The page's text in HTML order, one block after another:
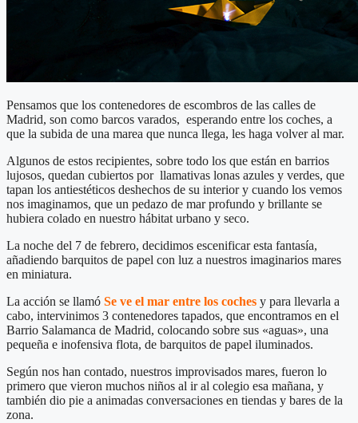
Pensamos que los contenedores de escombros de las calles de
Madrid, son como barcos varados, esperando entre los coches, a
que la subida de una marea que nunca llega, les haga volver al mar.
Algunos de estos recipientes, sobre todo los que están en barrios
lujosos, quedan cubiertos por llamativas lonas azules y verdes, que
tapan los antiestéticos deshechos de su interior y cuando los vemos
nos imaginamos, que un pedazo de mar profundo y brillante se
hubiera colado en nuestro hábitat urbano y seco.
La noche del 7 de febrero, decidimos escenificar esta fantasía,
añadiendo barquitos de papel con luz a nuestros imaginarios mares
en miniatura.
La acción se llamó Se ve el mar entre los coches y para llevarla a
cabo, intervinimos 3 contenedores tapados, que encontramos en el
Barrio Salamanca de Madrid, colocando sobre sus «aguas», una
pequeña e inofensiva flota, de barquitos de papel iluminados.
Según nos han contado, nuestros improvisados mares, fueron lo
primero que vieron muchos niños al ir al colegio esa mañana, y
también dio pie a animadas conversaciones en tiendas y bares de la
zona.